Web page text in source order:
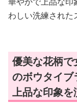
わしい洗練された
優美な花柄で
のボウタイ
上品な印象を